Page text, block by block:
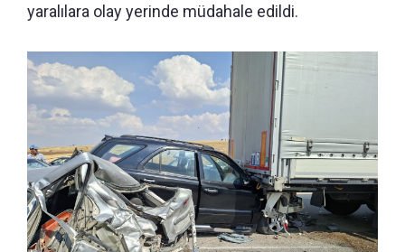
yaralılara olay yerinde müdahale edildi.